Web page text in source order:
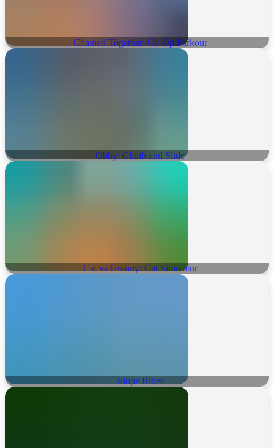
Chained Together: Co-Op Parkour
Obby: Climb and Slide
Cat vs Granny: Cat Simulator
Slope Rider